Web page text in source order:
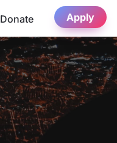
Donate Apply